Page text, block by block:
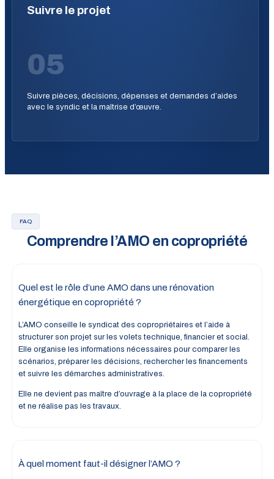
Suivre le projet
05
Suivre pièces, décisions, dépenses et demandes d’aides
avec le syndic et la maîtrise d’œuvre.
FAQ
Comprendre l’AMO en copropriété
Quel est le rôle d’une AMO dans une rénovation
énergétique en copropriété ?
L’AMO conseille le syndicat des copropriétaires et l’aide à
structurer son projet sur les volets technique, financier et social.
Elle organise les informations nécessaires pour comparer les
scénarios, préparer les décisions, rechercher les financements
et suivre les démarches administratives.
Elle ne devient pas maître d’ouvrage à la place de la copropriété
et ne réalise pas les travaux.
À quel moment faut-il désigner l’AMO ?